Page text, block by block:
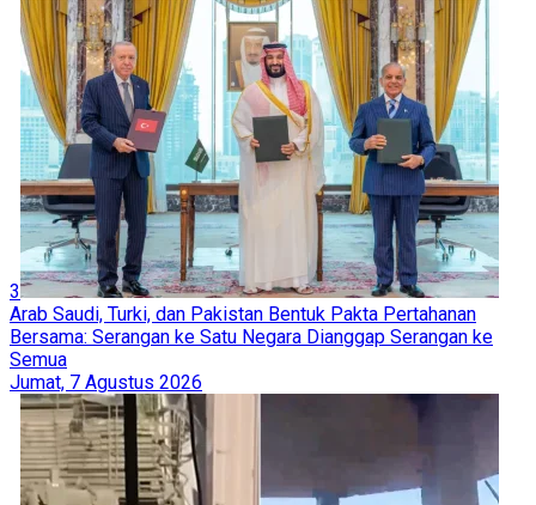
3
Arab Saudi, Turki, dan Pakistan Bentuk Pakta Pertahanan
Bersama: Serangan ke Satu Negara Dianggap Serangan ke
Semua
Jumat, 7 Agustus 2026